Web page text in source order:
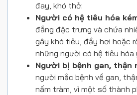
đay, khó thở.
Người có hệ tiêu hóa
đắng đặc trưng và chứa
gây khó tiêu, đầy hơi hoặc
những người có hệ tiêu hóa
Người bị bệnh gan, thận
người mắc bệnh về gan,
nấm tràm, vì một số thành